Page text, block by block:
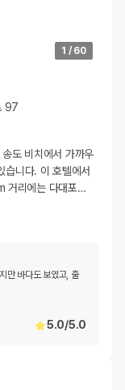
1 / 60
97
도 비치에서 가까우
습니다. 이 호텔에서
거리에는 다대포…
만 바다도 보였고, 출
5.0/5.0